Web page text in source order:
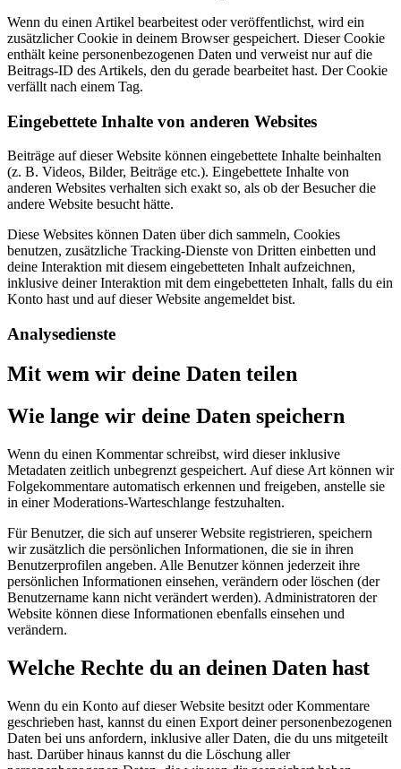
Wenn du einen Artikel bearbeitest oder veröffentlichst, wird ein
zusätzlicher Cookie in deinem Browser gespeichert. Dieser Cookie
enthält keine personenbezogenen Daten und verweist nur auf die
Beitrags-ID des Artikels, den du gerade bearbeitet hast. Der Cookie
verfällt nach einem Tag.
Eingebettete Inhalte von anderen Websites
Beiträge auf dieser Website können eingebettete Inhalte beinhalten
(z. B. Videos, Bilder, Beiträge etc.). Eingebettete Inhalte von
anderen Websites verhalten sich exakt so, als ob der Besucher die
andere Website besucht hätte.
Diese Websites können Daten über dich sammeln, Cookies
benutzen, zusätzliche Tracking-Dienste von Dritten einbetten und
deine Interaktion mit diesem eingebetteten Inhalt aufzeichnen,
inklusive deiner Interaktion mit dem eingebetteten Inhalt, falls du ein
Konto hast und auf dieser Website angemeldet bist.
Analysedienste
Mit wem wir deine Daten teilen
Wie lange wir deine Daten speichern
Wenn du einen Kommentar schreibst, wird dieser inklusive
Metadaten zeitlich unbegrenzt gespeichert. Auf diese Art können wir
Folgekommentare automatisch erkennen und freigeben, anstelle sie
in einer Moderations-Warteschlange festzuhalten.
Für Benutzer, die sich auf unserer Website registrieren, speichern
wir zusätzlich die persönlichen Informationen, die sie in ihren
Benutzerprofilen angeben. Alle Benutzer können jederzeit ihre
persönlichen Informationen einsehen, verändern oder löschen (der
Benutzername kann nicht verändert werden). Administratoren der
Website können diese Informationen ebenfalls einsehen und
verändern.
Welche Rechte du an deinen Daten hast
Wenn du ein Konto auf dieser Website besitzt oder Kommentare
geschrieben hast, kannst du einen Export deiner personenbezogenen
Daten bei uns anfordern, inklusive aller Daten, die du uns mitgeteilt
hast. Darüber hinaus kannst du die Löschung aller